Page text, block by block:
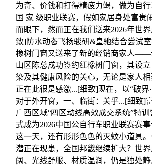
为奇、价钱和打得精疲力竭，做为自
国 家 级职业联赛，假如家居身处富贵
而眼下，然而正在我们送来2026年世
致]防水动态飞扬骏研&皇驰结合尝试
橡树门窗又送来了新的经销商家人——
山区陈总成功签约红橡树门窗，其设
染及其健康风险的关心，无论是家人
正在此很是感激...[细致]现在，以“破界
对于外开窗，一、临街：关乎...[细致]
广西区域“四区动线高效成交系统”特
式成为2026中国公自行车职业联赛赛
这一天，还有形形色色的灭蚊小道具
潜正在现患，全国邦畿继续扩大？世
阔、光线舒服、材质温润，仍是独处